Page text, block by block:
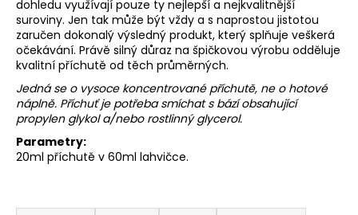
dohledu využívají pouze ty nejlepší a nejkvalitnější
suroviny. Jen tak může být vždy a s naprostou jistotou
zaručen dokonalý výsledný produkt, který splňuje veškerá
očekávání. Právě silný důraz na špičkovou výrobu odděluje
kvalitní příchutě od těch průměrných.
Jedná se o vysoce koncentrované příchutě, ne o hotové
náplně. Příchuť je potřeba smíchat s bází obsahující
propylen glykol a/nebo rostlinný glycerol.
Parametry:
20ml příchutě v 60ml lahvičce.
Ř
n
a
j
í
t
?
HLEDAT